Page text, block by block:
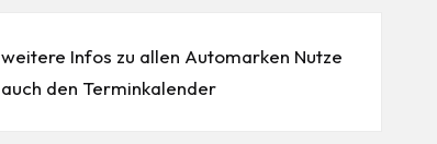
weitere Infos zu allen Automarken Nutze
auch den Terminkalender